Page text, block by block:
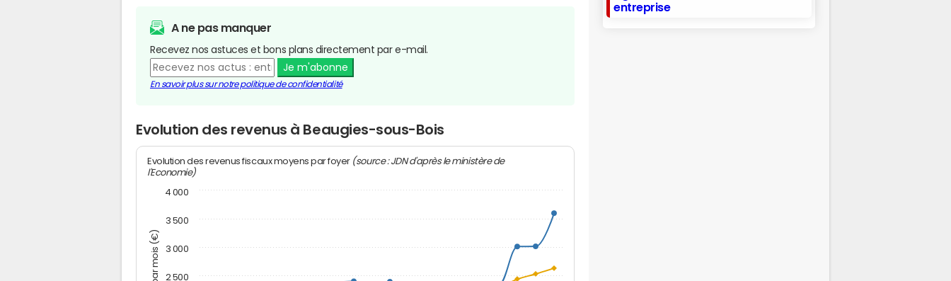
A ne pas manquer
Recevez nos astuces et bons plans directement par e-mail.
Je m'abonne
En savoir plus sur notre politique de confidentialité
Evolution des revenus à Beaugies-sous-Bois
Evolution des revenus fiscaux moyens par foyer (source : JDN d'après le ministère de
l'Economie)
2 500
3 000
3 500
4 000
entreprise